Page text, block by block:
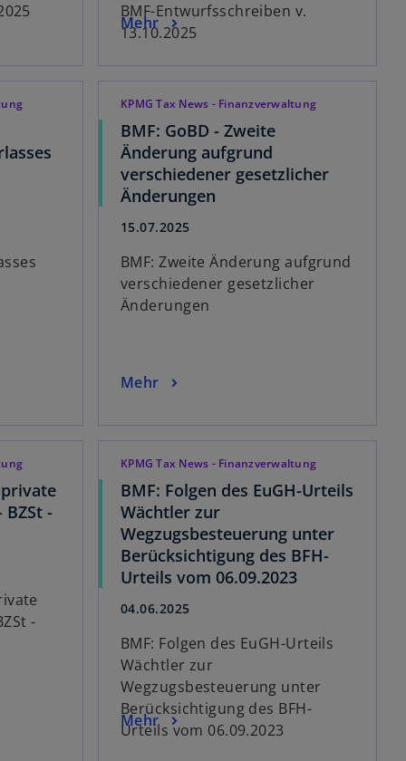
BMF-Entwurfsschreiben v.
13.10.2025
Mehr
KPMG Tax News - Finanzverwaltung
BMF: GoBD - Zweite
Änderung aufgrund
verschiedener gesetzlicher
Änderungen
15.07.2025
BMF: Zweite Änderung aufgrund
verschiedener gesetzlicher
Änderungen
Mehr
-
-
KPMG Tax News - Finanzverwaltung
BMF: Folgen des EuGH-Urteils
Wächtler zur
Wegzugsbesteuerung unter
Berücksichtigung des BFH-
Urteils vom 06.09.2023
04.06.2025
BMF: Folgen des EuGH-Urteils
Wächtler zur
Wegzugsbesteuerung unter
Berücksichtigung des BFH-
Urteils vom 06.09.2023
Mehr